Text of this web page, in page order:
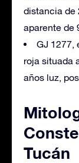
distancia de
aparente de
GJ 1277,
roja situada
años luz,
Tucán